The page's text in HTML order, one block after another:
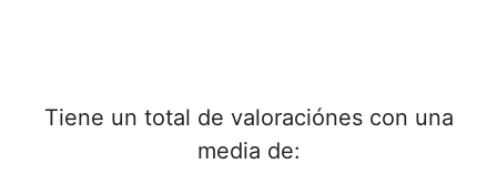
Tiene un total de valoraciónes con una
media de: